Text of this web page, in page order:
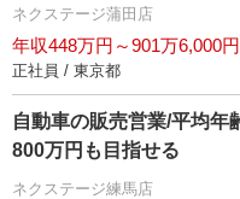
ネクステージ蒲田店
年収448万円～901万6,000円
正社員 / 東京都
自動車の販売営業/平均年
800万円も目指せる
ネクステージ練馬店